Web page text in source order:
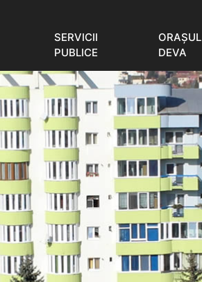
SERVICII
PUBLICE
ORAŞUL
DEVA